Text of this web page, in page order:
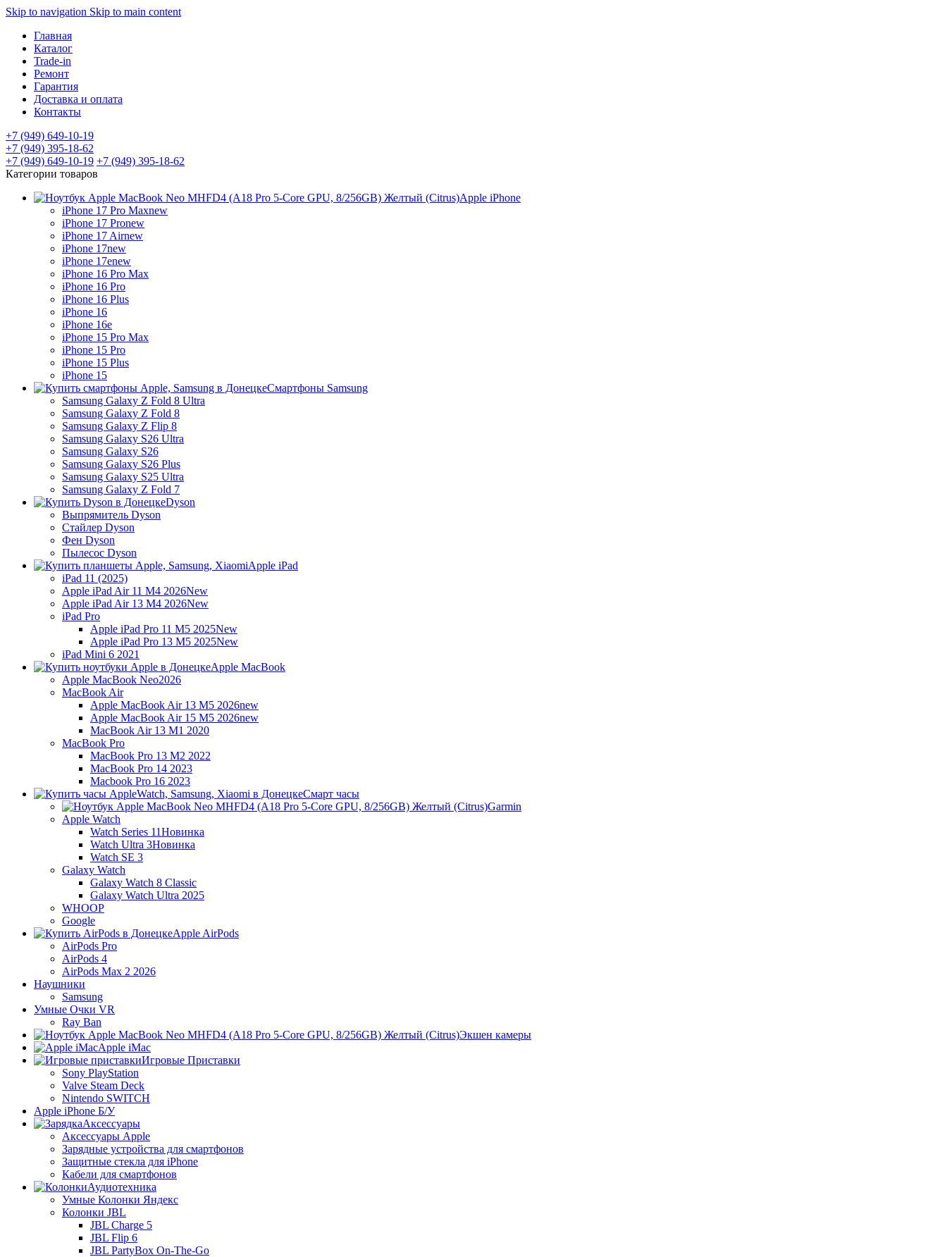
Skip to navigation Skip to main content
Главная
Каталог
Trade-in
Ремонт
Гарантия
Доставка и оплата
Контакты
+7 (949) 649-10-19
+7 (949) 395-18-62
+7 (949) 649-10-19 +7 (949) 395-18-62
Категории товаров
Apple iPhone
iPhone 17 Pro Maxnew
iPhone 17 Pronew
iPhone 17 Airnew
iPhone 17new
iPhone 17enew
iPhone 16 Pro Max
iPhone 16 Pro
iPhone 16 Plus
iPhone 16
iPhone 16e
iPhone 15 Pro Max
iPhone 15 Pro
iPhone 15 Plus
iPhone 15
Смартфоны Samsung
Samsung Galaxy Z Fold 8 Ultra
Samsung Galaxy Z Fold 8
Samsung Galaxy Z Flip 8
Samsung Galaxy S26 Ultra
Samsung Galaxy S26
Samsung Galaxy S26 Plus
Samsung Galaxy S25 Ultra
Samsung Galaxy Z Fold 7
Dyson
Выпрямитель Dyson
Стайлер Dyson
Фен Dyson
Пылесос Dyson
Apple iPad
iPad 11 (2025)
Apple iPad Air 11 M4 2026New
Apple iPad Air 13 M4 2026New
iPad Pro
Apple iPad Pro 11 M5 2025New
Apple iPad Pro 13 M5 2025New
iPad Mini 6 2021
Apple MacBook
Apple MacBook Neo2026
MacBook Air
Apple MacBook Air 13 M5 2026new
Apple MacBook Air 15 M5 2026new
MacBook Air 13 M1 2020
MacBook Pro
MacBook Pro 13 M2 2022
MacBook Pro 14 2023
Macbook Pro 16 2023
Смарт часы
Garmin
Apple Watch
Watch Series 11Новинка
Watch Ultra 3Новинка
Watch SE 3
Galaxy Watch
Galaxy Watch 8 Classic
Galaxy Watch Ultra 2025
WHOOP
Google
Apple AirPods
AirPods Pro
AirPods 4
AirPods Max 2 2026
Наушники
Samsung
Умные Очки VR
Ray Ban
Экшен камеры
Apple iMac
Игровые Приставки
Sony PlayStation
Valve Steam Deck
Nintendo SWITCH
Apple iPhone Б/У
Аксессуары
Аксессуары Apple
Зарядные устройства для смартфонов
Защитные стекла для iPhone
Кабели для смартфонов
Аудиотехника
Умные Колонки Яндекс
Колонки JBL
JBL Charge 5
JBL Flip 6
JBL PartyBox On-The-Go